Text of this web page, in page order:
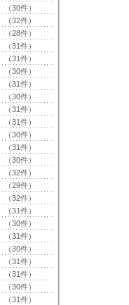
（30件）
（32件）
（28件）
（31件）
（31件）
（30件）
（31件）
（30件）
（31件）
（31件）
（30件）
（31件）
（30件）
（32件）
（29件）
（32件）
（31件）
（30件）
（31件）
（30件）
（31件）
（31件）
（30件）
（31件）